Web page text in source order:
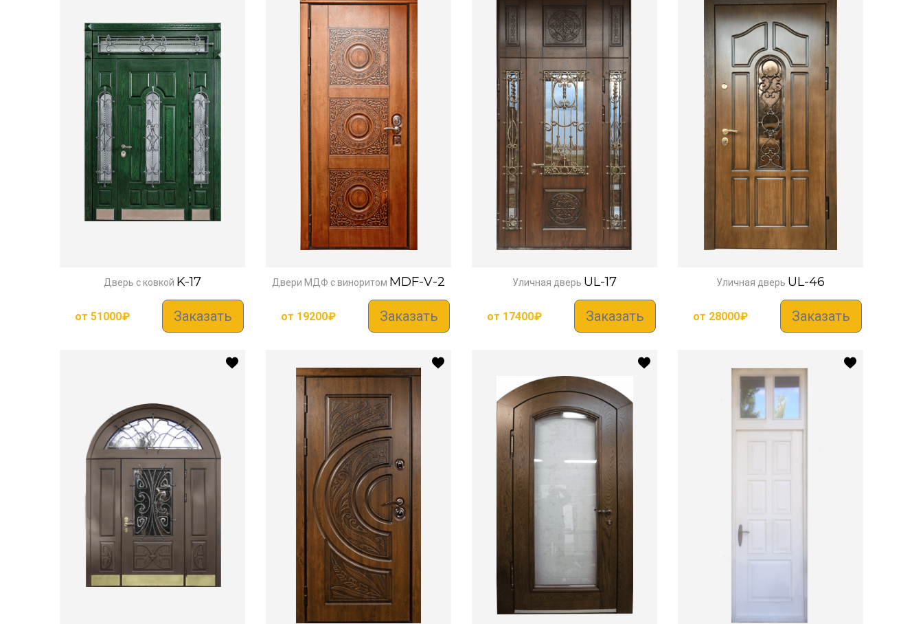
Дверь с ковкой K-17
от 51000₽ Заказать
Двери МДФ с виноритом MDF-V-2
от 19200₽ Заказать
Уличная дверь UL-17
от 17400₽ Заказать
Уличная дверь UL-46
от 28000₽ Заказать